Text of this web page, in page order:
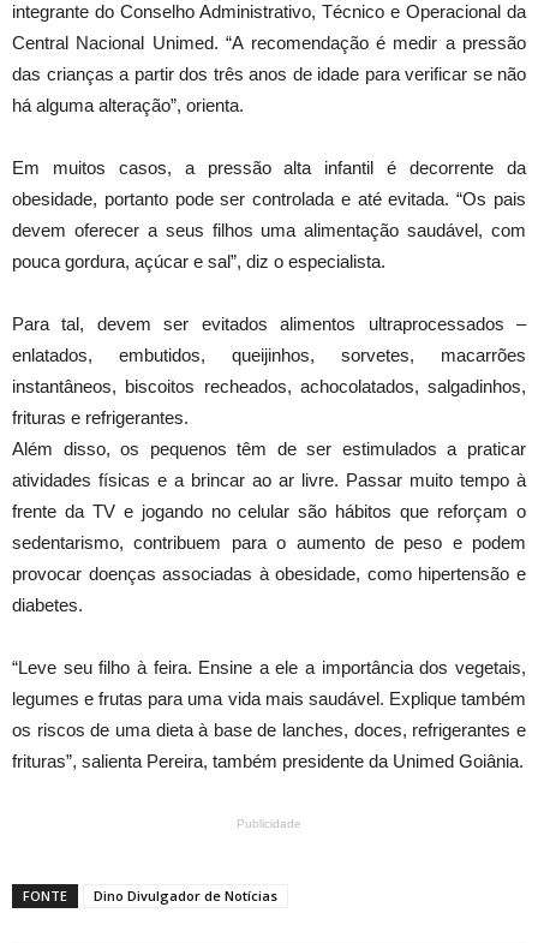
integrante do Conselho Administrativo, Técnico e Operacional da
Central Nacional Unimed. “A recomendação é medir a pressão
das crianças a partir dos três anos de idade para verificar se não
há alguma alteração”, orienta.
Em muitos casos, a pressão alta infantil é decorrente da
obesidade, portanto pode ser controlada e até evitada. “Os pais
devem oferecer a seus filhos uma alimentação saudável, com
pouca gordura, açúcar e sal”, diz o especialista.
Para tal, devem ser evitados alimentos ultraprocessados –
enlatados, embutidos, queijinhos, sorvetes, macarrões
instantâneos, biscoitos recheados, achocolatados, salgadinhos,
frituras e refrigerantes.
Além disso, os pequenos têm de ser estimulados a praticar
atividades físicas e a brincar ao ar livre. Passar muito tempo à
frente da TV e jogando no celular são hábitos que reforçam o
sedentarismo, contribuem para o aumento de peso e podem
provocar doenças associadas à obesidade, como hipertensão e
diabetes.
“Leve seu filho à feira. Ensine a ele a importância dos vegetais,
legumes e frutas para uma vida mais saudável. Explique também
os riscos de uma dieta à base de lanches, doces, refrigerantes e
frituras”, salienta Pereira, também presidente da Unimed Goiânia.
Publicidade
FONTE Dino Divulgador de Notícias